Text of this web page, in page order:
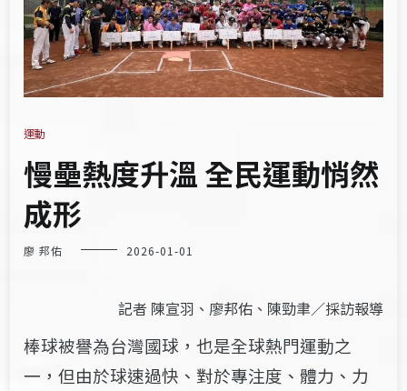
運動
慢壘熱度升溫 全民運動悄然
成形
廖 邦佑 2026-01-01
記者 陳宣羽、廖邦佑、陳勁聿／採訪報導
棒球被譽為台灣國球，也是全球熱門運動之
一，但由於球速過快、對於專注度、體力、力